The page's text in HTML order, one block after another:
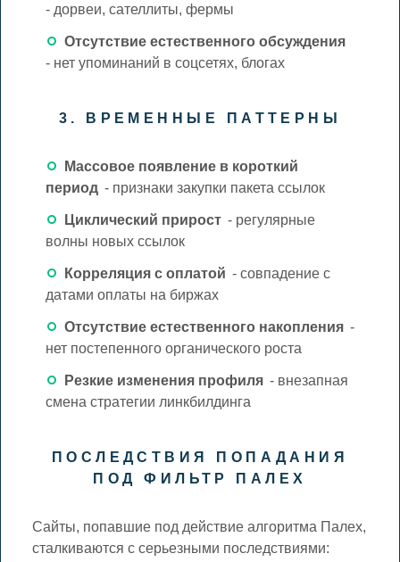
- дорвеи, сателлиты, фермы
Отсутствие естественного обсуждения
- нет упоминаний в соцсетях, блогах
3. ВРЕМЕННЫЕ ПАТТЕРНЫ
Массовое появление в короткий
период - признаки закупки пакета ссылок
Циклический прирост - регулярные
волны новых ссылок
Корреляция с оплатой - совпадение с
датами оплаты на биржах
Отсутствие естественного накопления -
нет постепенного органического роста
Резкие изменения профиля - внезапная
смена стратегии линкбилдинга
ПОСЛЕДСТВИЯ ПОПАДАНИЯ
ПОД ФИЛЬТР ПАЛЕХ
Сайты, попавшие под действие алгоритма Палех,
сталкиваются с серьезными последствиями: